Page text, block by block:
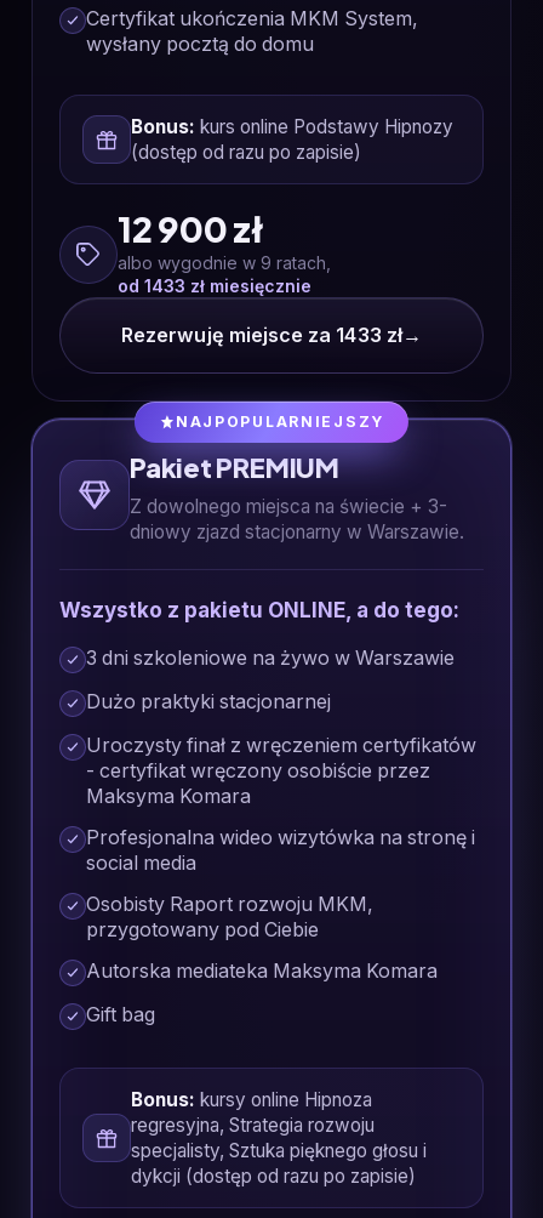
Certyfikat ukończenia MKM System,
wysłany pocztą do domu
Bonus: kurs online Podstawy Hipnozy
(dostęp od razu po zapisie)
12 900 zł
albo wygodnie w 9 ratach,
od 1433 zł miesięcznie
Rezerwuję miejsce za 1433 zł→
NAJPOPULARNIEJSZY
Pakiet PREMIUM
Z dowolnego miejsca na świecie + 3-
dniowy zjazd stacjonarny w Warszawie.
Wszystko z pakietu ONLINE, a do tego:
3 dni szkoleniowe na żywo w Warszawie
Dużo praktyki stacjonarnej
Uroczysty finał z wręczeniem certyfikatów
- certyfikat wręczony osobiście przez
Maksyma Komara
Profesjonalna wideo wizytówka na stronę i
social media
Osobisty Raport rozwoju MKM,
przygotowany pod Ciebie
Autorska mediateka Maksyma Komara
Gift bag
Bonus: kursy online Hipnoza
regresyjna, Strategia rozwoju
specjalisty, Sztuka pięknego głosu i
dykcji (dostęp od razu po zapisie)